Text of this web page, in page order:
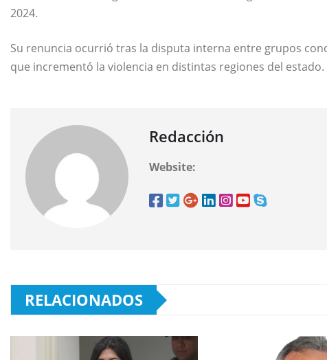
2024.
Su renuncia ocurrió tras la disputa interna entre grupos
que incrementó la violencia en distintas regiones del estado.
Redacción
Website:
RELACIONADOS